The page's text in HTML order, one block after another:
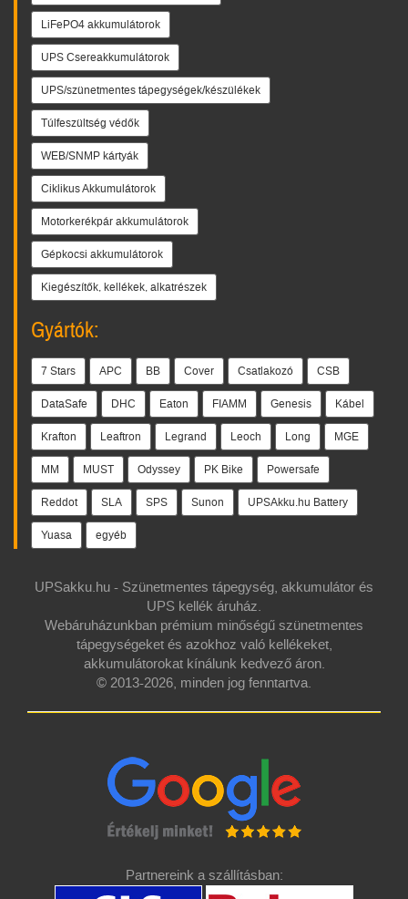
LiFePO4 akkumulátorok
UPS Csereakkumulátorok
UPS/szünetmentes tápegységek/készülékek
Túlfeszültség védők
WEB/SNMP kártyák
Ciklikus Akkumulátorok
Motorkerékpár akkumulátorok
Gépkocsi akkumulátorok
Kiegészítők, kellékek, alkatrészek
Gyártók:
7 Stars APC BB Cover Csatlakozó CSB
DataSafe DHC Eaton FIAMM Genesis Kábel
Krafton Leaftron Legrand Leoch Long MGE
MM MUST Odyssey PK Bike Powersafe
Reddot SLA SPS Sunon UPSAkku.hu Battery
Yuasa egyéb
UPSakku.hu - Szünetmentes tápegység, akkumulátor és
UPS kellék áruház.
Webáruházunkban prémium minőségű szünetmentes
tápegységeket és azokhoz való kellékeket,
akkumulátorokat kínálunk kedvező áron.
© 2013-2026, minden jog fenntartva.
Partnereink a szállításban: